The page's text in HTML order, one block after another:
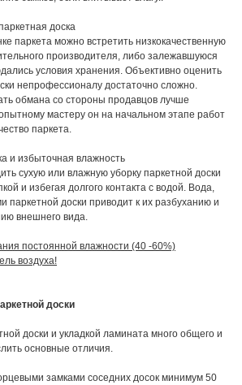
доска
паркета можно встретить низкокачественную
производителя, либо залежавшуюся
условия хранения. Объективно оценить
непрофессионалу достаточно сложно.
обмана со стороны продавцов лучше
мастеру он на начальном этапе работ
паркета.
и избыточная влажность
сухую или влажную уборку паркетной доски
и избегая долгого контакта с водой. Вода,
паркетной доски приводит к их разбуханию и
внешнего вида.
постоянной влажности (40 -60%)
воздуха!
доски
доски и укладкой ламината много общего и
основные отличия.
замками соседних досок минимум 50